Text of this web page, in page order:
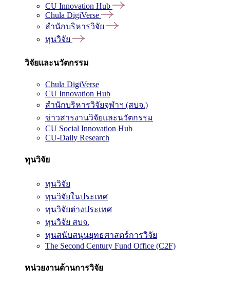
CU Innovation Hub
Chula DigiVerse
สำนักบริหารวิจัย
ทุนวิจัย
วิจัยและนวัตกรรม
Chula DigiVerse
CU Innovation Hub
สำนักบริหารวิจัยจุฬาฯ (สบจ.)
ข่าวสารงานวิจัยและนวัตกรรม
CU Social Innovation Hub
CU-Daily Research
ทุนวิจัย
ทุนวิจัย
ทุนวิจัยในประเทศ
ทุนวิจัยต่างประเทศ
ทุนวิจัย สบจ.
ทุนสนับสนุนยุทธศาสตร์การวิจัย
The Second Century Fund Office (C2F)
หน่วยงานด้านการวิจัย